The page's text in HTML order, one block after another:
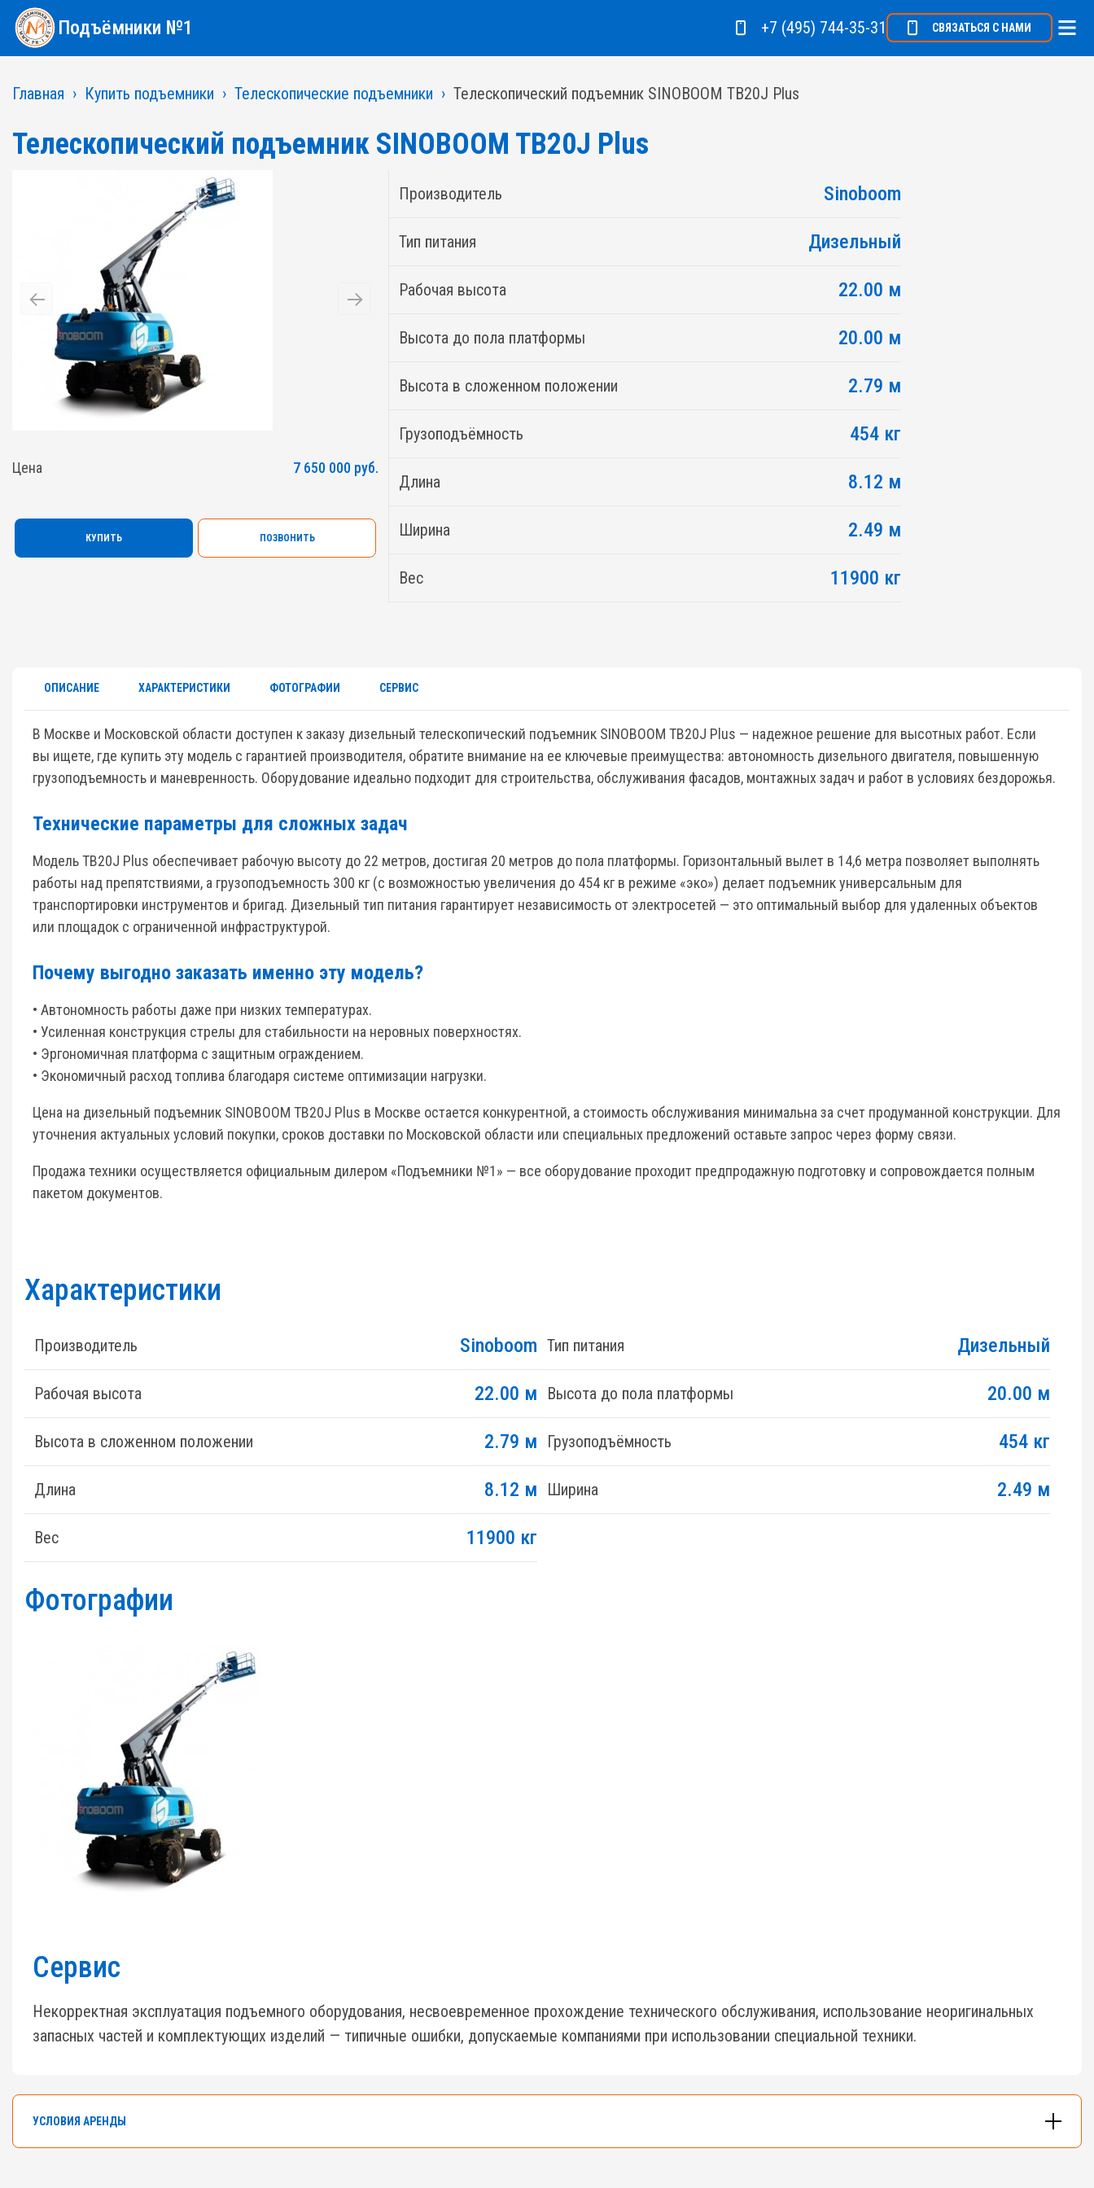
Подъёмники №1 +7 (495) 744-35-31 СВЯЗАТЬСЯ С НАМИ
Главная Купить подъемники Телескопические подъемники Телескопический подъемник SINOBOOM TB20J Plus
Телескопический подъемник SINOBOOM TB20J Plus
Цена 7 650 000 руб.
КУПИТЬ ПОЗВОНИТЬ
Производитель Sinoboom
Тип питания Дизельный
Рабочая высота 22.00 м
Высота до пола платформы 20.00 м
Высота в сложенном положении 2.79 м
Грузоподъёмность 454 кг
Длина 8.12 м
Ширина 2.49 м
Вес 11900 кг
ОПИСАНИЕ ХАРАКТЕРИСТИКИ ФОТОГРАФИИ СЕРВИС
В Москве и Московской области доступен к заказу дизельный телескопический подъемник SINOBOOM TB20J Plus — надежное решение для высотных работ. Если
вы ищете, где купить эту модель с гарантией производителя, обратите внимание на ее ключевые преимущества: автономность дизельного двигателя, повышенную
грузоподъемность и маневренность. Оборудование идеально подходит для строительства, обслуживания фасадов, монтажных задач и работ в условиях бездорожья.
Технические параметры для сложных задач
Модель TB20J Plus обеспечивает рабочую высоту до 22 метров, достигая 20 метров до пола платформы. Горизонтальный вылет в 14,6 метра позволяет выполнять
работы над препятствиями, а грузоподъемность 300 кг (с возможностью увеличения до 454 кг в режиме «эко») делает подъемник универсальным для
транспортировки инструментов и бригад. Дизельный тип питания гарантирует независимость от электросетей — это оптимальный выбор для удаленных объектов
или площадок с ограниченной инфраструктурой.
Почему выгодно заказать именно эту модель?
• Автономность работы даже при низких температурах.
• Усиленная конструкция стрелы для стабильности на неровных поверхностях.
• Эргономичная платформа с защитным ограждением.
• Экономичный расход топлива благодаря системе оптимизации нагрузки.
Цена на дизельный подъемник SINOBOOM TB20J Plus в Москве остается конкурентной, а стоимость обслуживания минимальна за счет продуманной конструкции. Для
уточнения актуальных условий покупки, сроков доставки по Московской области или специальных предложений оставьте запрос через форму связи.
Продажа техники осуществляется официальным дилером «Подъемники №1» — все оборудование проходит предпродажную подготовку и сопровождается полным
пакетом документов.
Характеристики
Производитель Sinoboom Тип питания Дизельный
Рабочая высота 22.00 м Высота до пола платформы 20.00 м
Высота в сложенном положении 2.79 м Грузоподъёмность 454 кг
Длина 8.12 м Ширина 2.49 м
Вес 11900 кг
Фотографии
Сервис
Некорректная эксплуатация подъемного оборудования, несвоевременное прохождение технического обслуживания, использование неоригинальных
запасных частей и комплектующих изделий — типичные ошибки, допускаемые компаниями при использовании специальной техники.
УСЛОВИЯ АРЕНДЫ